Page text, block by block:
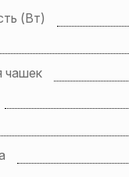
(Вт)
чашек